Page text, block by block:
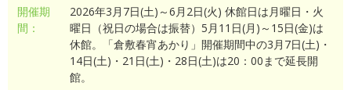
開催期
間：
2026年3月7日(土)～6月2日(火) 休館日は月曜日・火
曜日（祝日の場合は振替）5月11日(月)～15日(金)は
休館。「倉敷春宵あかり」開催期間中の3月7日(土)・
14日(土)・21日(土)・28日(土)は20：00まで延長開
館。